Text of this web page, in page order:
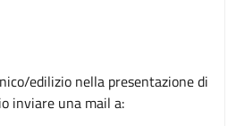
edilizio nella presentazione di
inviare una mail a: